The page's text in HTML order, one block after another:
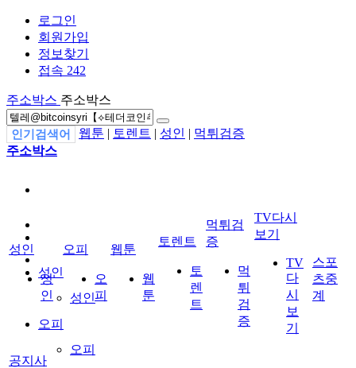
로그인
회원가입
정보찾기
접속 242
주소박스 주소박스
인기검색어 웹툰 | 토렌트 | 성인 | 먹튀검증
주소박스
성인
성인
오피
오피
성인
성
인
오피
오
피
웹툰
웹
툰
토렌트
토
렌
트
먹튀검
증
먹
튀
검
증
TV다시
보기
TV
다
시
보
기
스포
츠중
계
공지사